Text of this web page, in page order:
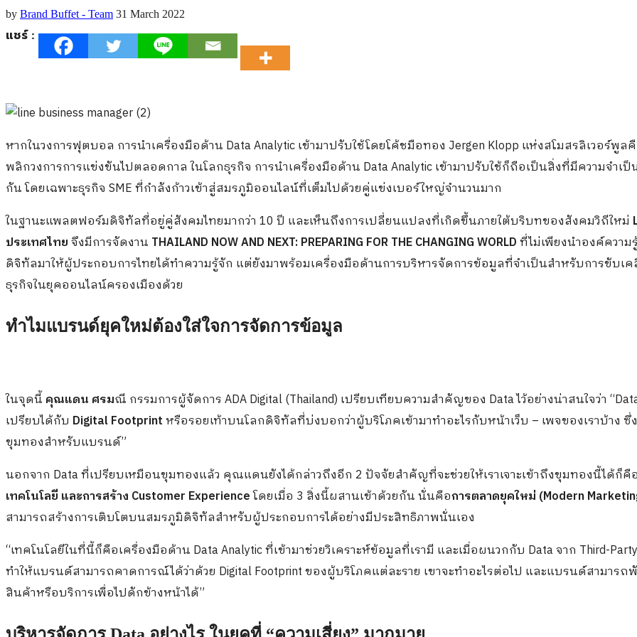
by Brand Buffet - Team 31 March 2022
แชร์ :
หากในวงการฟุตบอล การนำเครื่องมือด้าน Data Analyticเข้ามาปรับใช้โดยโค้ชมือทอง Jergen Klopp แห่งสโมสรลิเวอร์พูล
พลิกวงการการแข่งขันไปตลอดกาล ในโลกธุรกิจ การนำเครื่องมือด้าน Data Analyticเข้ามาปรับใช้ก็ถือเป็นสิ่งที่มีความจำเป็
กัน โดยเฉพาะธุรกิจ SMEที่กำลังก้าวเข้าสู่สมรภูมิออนไลน์ที่เต็มไปด้วยคู่แข่งเบอร์ใหญ่จำนวนมาก
ในฐานะแพลตฟอร์มดิจิทัลที่อยู่คู่สังคมไทยมากว่า 10 ปี และเห็นถึงการเปลี่ยนแปลงที่เกิดขึ้นภายใต้บริบทของสังคมวิถีใหม่
ประเทศไทยจึงมีการจัดงาน THAILAND NOW AND NEXT: PREPARING FOR THE CHANGING WORLDที่ไม่เพียงนำองค์ความ
ดิจิทัลมาให้ผู้ประกอบการไทยได้ทำความรู้จัก แต่ยังมาพร้อมเครื่องมือด้านการบริหารจัดการข้อมูลที่จำเป็นสำหรับการขับเ
ธุรกิจในยุคออนไลน์ครองเมืองด้วย
ทำไมแบรนด์ยุคใหม่ต้องใส่ใจการจัดการข้อมูล
ในจุดนี้ คุณแดน ศรมณี กรรมการผู้จัดการADA Digital (Thailand) เปรียบเทียบความสำคัญของ Dataไว้อย่างน่าสนใจว่า “
เปรียบได้กับ Digital Footprintหรือรอยเท้าบนโลกดิจิทัลที่บ่งบอกว่าผู้บริโภคเข้ามาทำอะไรกับหน้าเว็บ – เพจของเราบ้าง ซึ่
ขุมทองสำหรับแบรนด์”
นอกจาก Dataที่เปรียบเหมือนขุมทองแล้ว คุณแดนยังได้กล่าวถึงอีก 2 ปัจจัยสำคัญที่จะช่วยให้เราเจาะเข้าถึงขุมทองนี้ได้ก็คือ
เทคโนโลยี และการสร้าง Customer Experienceโดยเมื่อ 3 สิ่งนี้ผสานเข้าด้วยกัน นั่นคือการตลาดยุคใหม่ (Modern
สามารถสร้างการเติบโตบนสมรภูมิดิจิทัลสำหรับผู้ประกอบการได้อย่างมีประสิทธิภาพนั่นเอง
“เทคโนโลยีในที่นี้ก็คือเครื่องมือด้าน Data Analyticที่เข้ามาช่วยวิเคราะห์ข้อมูลที่เรามี และเมื่อผนวกกับ Dataจาก Third-Party
ทำให้แบรนด์สามารถคาดการณ์ได้ว่าด้วย Digital Footprintของผู้บริโภคแต่ละราย เขาจะทำอะไรต่อไป และแบรนด์สามาร
สินค้าหรือบริการเพื่อไปดักข้างหน้าได้”